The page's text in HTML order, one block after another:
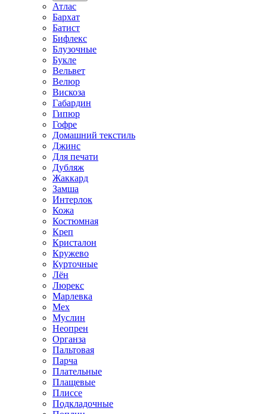
Атлас
Бархат
Батист
Бифлекс
Блузочные
Букле
Вельвет
Велюр
Вискоза
Габардин
Гипюр
Гофре
Домашний текстиль
Джинс
Для печати
Дубляж
Жаккард
Замша
Интерлок
Кожа
Костюмная
Креп
Кристалон
Кружево
Курточные
Лён
Люрекс
Марлевка
Мех
Муслин
Неопрен
Органза
Пальтовая
Парча
Плательные
Плащевые
Плиссе
Подкладочные